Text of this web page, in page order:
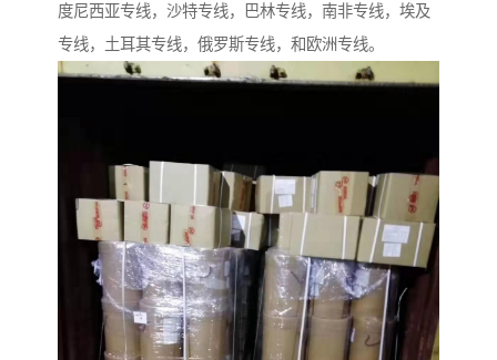
度尼西亚专线，沙特专线，巴林专线，南非专线，埃及
专线，土耳其专线，俄罗斯专线，和欧洲专线。